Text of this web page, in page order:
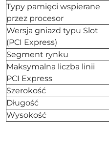
Typy pamięci wspierane
przez procesor
Wersja gniazd typu Slot
(PCI Express)
Segment rynku
Maksymalna liczba linii
PCI Express
Szerokość
Długość
Wysokość